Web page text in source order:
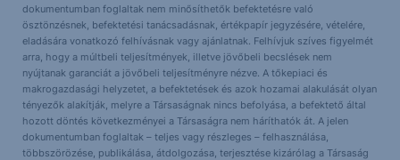
dokumentumban foglaltak nem minősíthetők befektetésre való
ösztönzésnek, befektetési tanácsadásnak, értékpapír jegyzésére, vételére,
eladására vonatkozó felhívásnak vagy ajánlatnak. Felhívjuk szíves figyelmét
arra, hogy a múltbeli teljesítmények, illetve jövőbeli becslések nem
nyújtanak garanciát a jövőbeli teljesítményre nézve. A tőkepiaci és
makrogazdasági helyzetet, a befektetések és azok hozamai alakulását olyan
tényezők alakítják, melyre a Társaságnak nincs befolyása, a befektető által
hozott döntés következményei a Társaságra nem háríthatók át. A jelen
dokumentumban foglaltak – teljes vagy részleges – felhasználása,
többszörözése, publikálása, átdolgozása, terjesztése kizárólag a Társaság